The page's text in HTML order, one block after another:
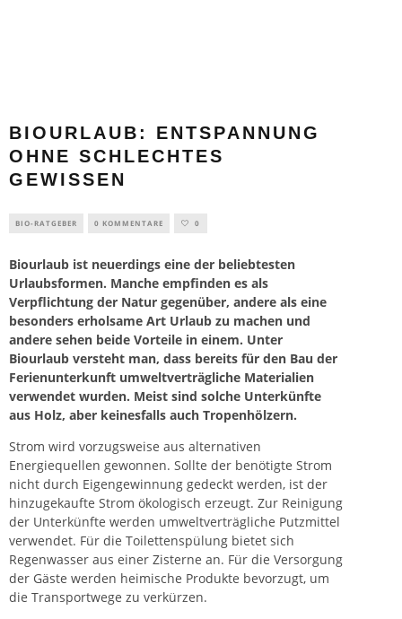
BIOURLAUB: ENTSPANNUNG
OHNE SCHLECHTES
GEWISSEN
BIO-RATGEBER 0 KOMMENTARE 0
Biourlaub ist neuerdings eine der beliebtesten
Urlaubsformen. Manche empfinden es als
Verpflichtung der Natur gegenüber, andere als eine
besonders erholsame Art Urlaub zu machen und
andere sehen beide Vorteile in einem. Unter
Biourlaub versteht man, dass bereits für den Bau der
Ferienunterkunft umweltverträgliche Materialien
verwendet wurden. Meist sind solche Unterkünfte
aus Holz, aber keinesfalls auch Tropenhölzern.
Strom wird vorzugsweise aus alternativen
Energiequellen gewonnen. Sollte der benötigte Strom
nicht durch Eigengewinnung gedeckt werden, ist der
hinzugekaufte Strom ökologisch erzeugt. Zur Reinigung
der Unterkünfte werden umweltverträgliche Putzmittel
verwendet. Für die Toilettenspülung bietet sich
Regenwasser aus einer Zisterne an. Für die Versorgung
der Gäste werden heimische Produkte bevorzugt, um
die Transportwege zu verkürzen.